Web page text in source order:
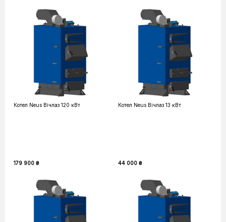
Котел Neus Вічлаз 120 кВт
179 900 ₴
Котел Neus Вічлаз 13 кВт
44 000 ₴